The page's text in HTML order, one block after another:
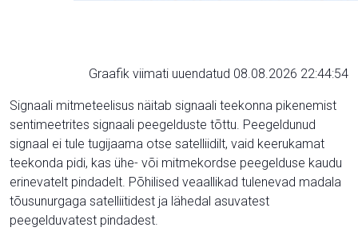
Graafik viimati uuendatud 08.08.2026 22:44:54
Signaali mitmeteelisus näitab signaali teekonna pikenemist
sentimeetrites signaali peegelduste tõttu. Peegeldunud
signaal ei tule tugijaama otse satelliidilt, vaid keerukamat
teekonda pidi, kas ühe- või mitmekordse peegelduse kaudu
erinevatelt pindadelt. Põhilised veaallikad tulenevad madala
tõusunurgaga satelliitidest ja lähedal asuvatest
peegelduvatest pindadest.